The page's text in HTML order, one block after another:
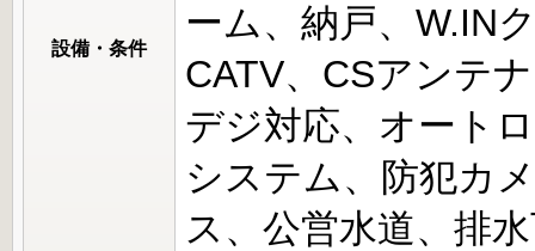
設備・条件
ーム、納戸、W.IN
CATV、CSアンテ
デジ対応、オート
システム、防犯カ
ス、公営水道、排